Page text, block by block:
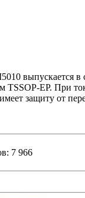
выпускается в
EP. При
защиту от
7 966